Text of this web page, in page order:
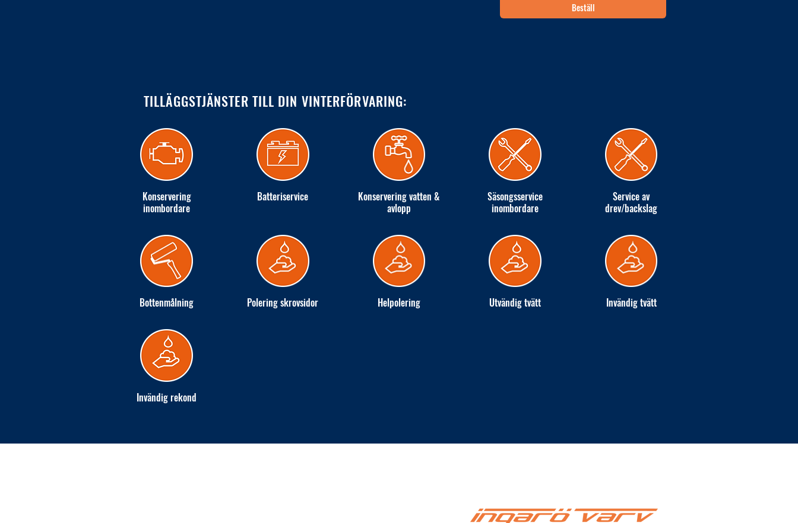
TILLÄGGSTJÄNSTER TILL DIN VINTERFÖRVARING:
Konservering
inombordare
Batteriservice
Konservering vatten &
avlopp
Säsongsservice
inombordare
Service av
drev/backslag
Bottenmålning Polering skrovsidor Helpolering Utvändig tvätt Invändig tvätt
Invändig rekond
Beställ